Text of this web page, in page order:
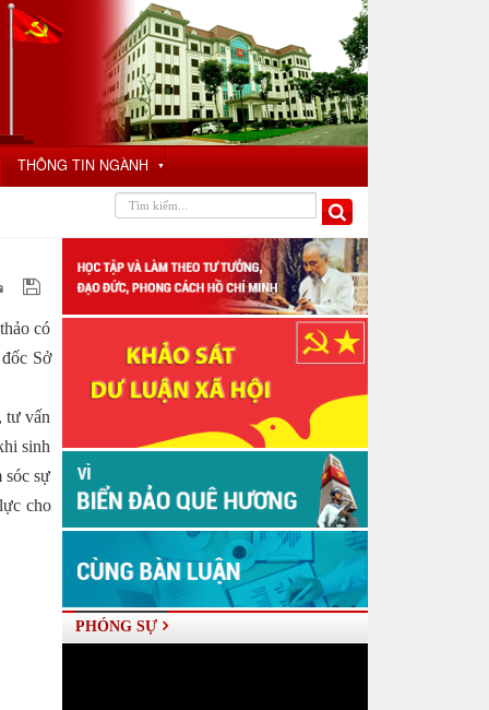
THÔNG TIN NGÀNH ▼
có
Sở
tư vấn
sinh
sóc sự
cho
PHÓNG SỰ